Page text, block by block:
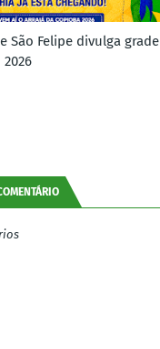
São Felipe divulga grade
2026